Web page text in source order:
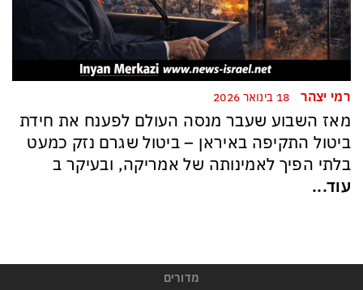
רמי יצהר
מאז השבוע שעבר מנסה העולם לפענח את חידת
ביטול התקיפה באיראן – ביטול שגרם נזק כמעט
בלתי הפיך לאמינותה של אמריקה, ובעיקר ב
עוד...
מדורים